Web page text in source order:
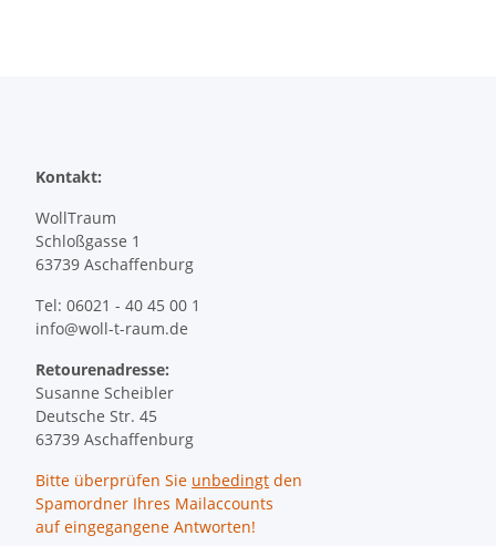
Kontakt:
WollTraum
Schloßgasse 1
63739 Aschaffenburg
Tel: 06021 - 40 45 00 1
info@woll-t-raum.de
Retourenadresse:
Susanne Scheibler
Deutsche Str. 45
63739 Aschaffenburg
Bitte überprüfen Sie unbedingt den
Spamordner Ihres Mailaccounts
auf eingegangene Antworten!